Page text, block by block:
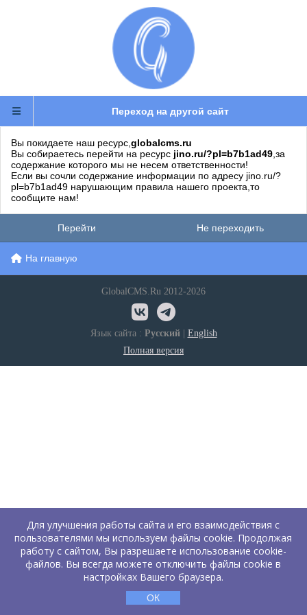
Переход на другой сайт
Вы покидаете наш ресурс, globalcms.ru
Вы собираетесь перейти на ресурс jino.ru/?pl=b7b1ad49 ,за
содержание которого мы не несем ответственности!
Если вы сочли содержание информации по адресу jino.ru/?
pl=b7b1ad49 нарушающим правила нашего проекта,то
сообщите нам!
Перейти Не переходить
На главную
GlobalCMS.Ru 2012-2026
Язык сайта : Русский| English
Полная версия
Для улучшения работы сайта и его взаимодействия с
пользователями мы используем файлы cookie. Продолжая
работу с сайтом, Вы разрешаете использование cookie-
файлов. Вы всегда можете отключить файлы cookie в
настройках Вашего браузера.
ОК